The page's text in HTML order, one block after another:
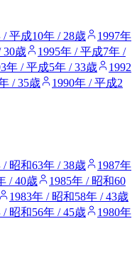
/ 平成10年 / 28歳
1997年
30歳
1995年 / 平成7年 /
年 / 平成5年 / 33歳
1992
/ 35歳
1990年 / 平成2
/ 昭和63年 / 38歳
1987年
/ 40歳
1985年 / 昭和60
1983年 / 昭和58年 / 43歳
/ 昭和56年 / 45歳
1980年